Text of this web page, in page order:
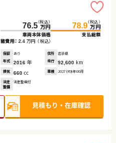
76.5（税込）
万円
車両本体価格
78.9（税込）
万円
支払総額
諸費用： 2.4 万円 （税込）
保証 あり 住所
岩手県
年式
2016 年 走行 92,600 km
排気 660 cc 車検 2027(R9)年06月
法定
整備
法定整備付